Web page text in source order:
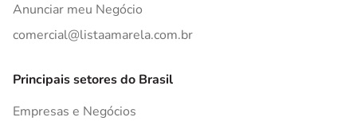
Anunciar meu Negócio
comercial@listaamarela.com.br
Principais setores do Brasil
Empresas e Negócios